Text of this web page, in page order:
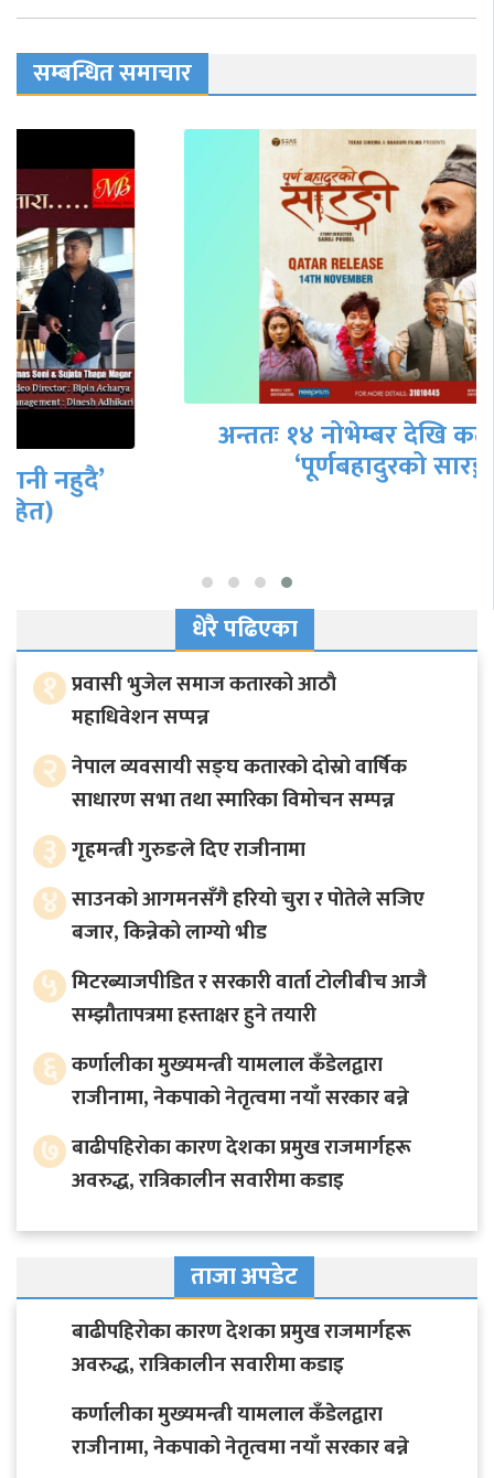
सम्बन्धित समाचार
अन्ततः १४ नोभेम्बर देखि कतारमा पनि
‘पूर्णबहादुरको सारङ्गी’
धेरै पढिएका
१ प्रवासी भुजेल समाज कतारको आठाै
महाधिवेशन सप्पन्न
२ नेपाल व्यवसायी सङ्घ कतारको दोस्रो वार्षिक
साधारण सभा तथा स्मारिका विमोचन सम्पन्न
३ गृहमन्त्री गुरुङले दिए राजीनामा
४ साउनको आगमनसँगै हरियो चुरा र पोतेले सजिए
बजार, किन्नेको लाग्यो भीड
५ मिटरब्याजपीडित र सरकारी वार्ता टोलीबीच आजै
सम्झौतापत्रमा हस्ताक्षर हुने तयारी
६ कर्णालीका मुख्यमन्त्री यामलाल कँडेलद्वारा
राजीनामा, नेकपाको नेतृत्वमा नयाँ सरकार बन्ने
७ बाढीपहिरोका कारण देशका प्रमुख राजमार्गहरू
अवरुद्ध, रात्रिकालीन सवारीमा कडाइ
ताजा अपडेट
बाढीपहिरोका कारण देशका प्रमुख राजमार्गहरू
अवरुद्ध, रात्रिकालीन सवारीमा कडाइ
कर्णालीका मुख्यमन्त्री यामलाल कँडेलद्वारा
राजीनामा, नेकपाको नेतृत्वमा नयाँ सरकार बन्ने